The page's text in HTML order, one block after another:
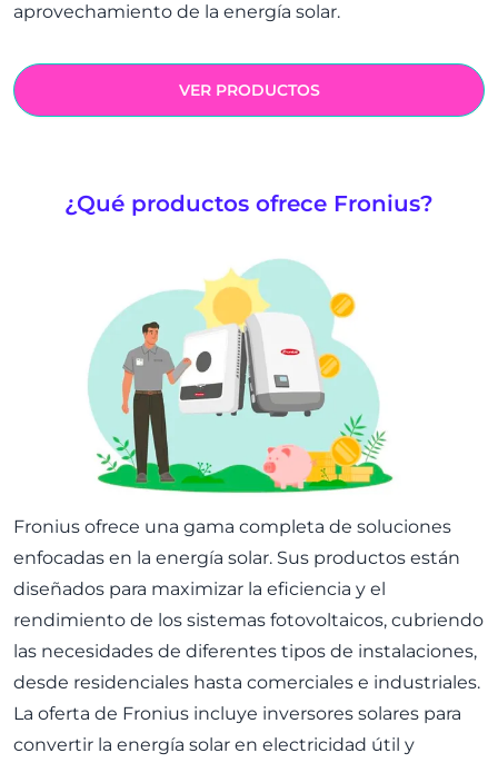
aprovechamiento de la energía solar.
VER PRODUCTOS
¿Qué productos ofrece Fronius?
Fronius ofrece una gama completa de soluciones
enfocadas en la energía solar. Sus productos están
diseñados para maximizar la eficiencia y el
rendimiento de los sistemas fotovoltaicos, cubriendo
las necesidades de diferentes tipos de instalaciones,
desde residenciales hasta comerciales e industriales.
La oferta de Fronius incluye inversores solares para
convertir la energía solar en electricidad útil y